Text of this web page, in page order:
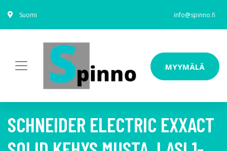
Suomi info@spinno.fi
MYYMÄLÄ
SCHNEIDER ELECTRIC EXXACT